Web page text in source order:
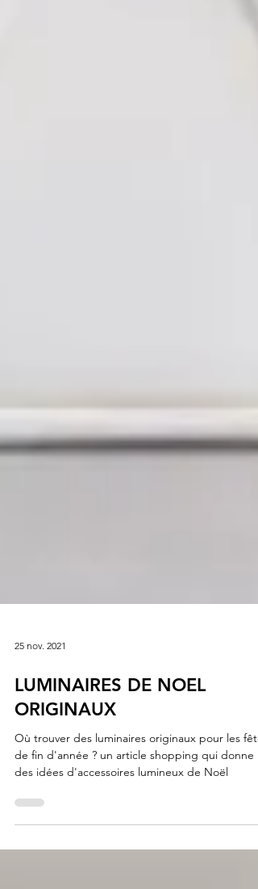
25 nov. 2021
LUMINAIRES DE NOEL
ORIGINAUX
Où trouver des luminaires originaux pour les
des idées d'accessoires lumineux de Noël